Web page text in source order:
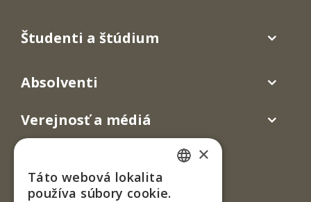
Študenti a štúdium
Absolventi
Verejnosť a médiá
×
Táto webová lokalita
používa súbory cookie.